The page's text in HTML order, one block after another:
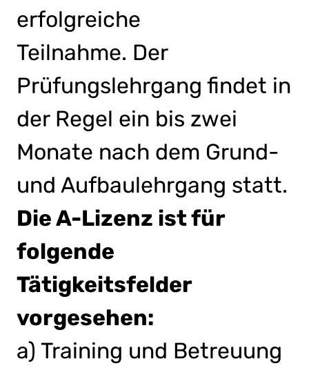
erfolgreiche
Teilnahme. Der
Prüfungslehrgang findet in
der Regel ein bis zwei
Monate nach dem Grund-
und Aufbaulehrgang statt.
Die A-Lizenz ist für
folgende
Tätigkeitsfelder
vorgesehen:
a) Training und Betreuung